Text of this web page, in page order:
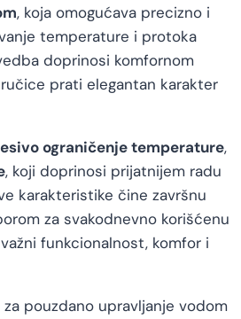
, koja omogućava precizno i
temperature i protoka
doprinosi komfornom
prati elegantan karakter
ograničenje temperature,
, koji doprinosi prijatnijem radu
karakteristike čine završnu
za svakodnevno korišćenu
funkcionalnost, komfor i
za pouzdano upravljanje vodom